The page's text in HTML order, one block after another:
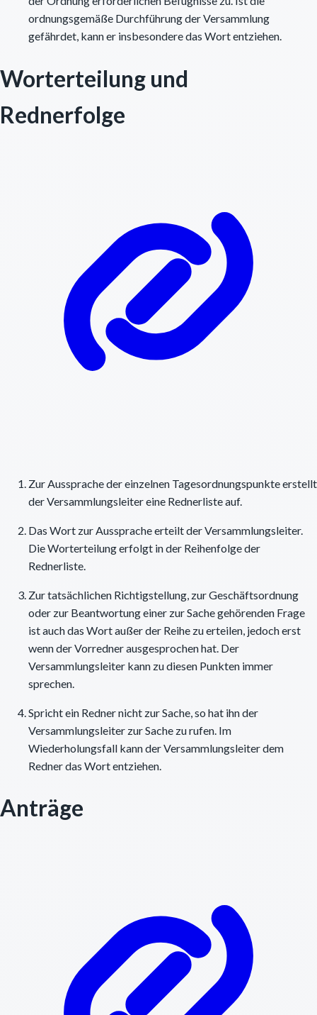
ordnungsgemäße Durchführung der Versammlung
gefährdet, kann er insbesondere das Wort entziehen.
Worterteilung und
Rednerfolge
Zur Aussprache der einzelnen Tagesordnungspunkte erstellt
der Versammlungsleiter eine Rednerliste auf.
Das Wort zur Aussprache erteilt der Versammlungsleiter.
Die Worterteilung erfolgt in der Reihenfolge der
Rednerliste.
Zur tatsächlichen Richtigstellung, zur Geschäftsordnung
oder zur Beantwortung einer zur Sache gehörenden Frage
ist auch das Wort außer der Reihe zu erteilen, jedoch erst
wenn der Vorredner ausgesprochen hat. Der
Versammlungsleiter kann zu diesen Punkten immer
sprechen.
Spricht ein Redner nicht zur Sache, so hat ihn der
Versammlungsleiter zur Sache zu rufen. Im
Wiederholungsfall kann der Versammlungsleiter dem
Redner das Wort entziehen.
Anträge